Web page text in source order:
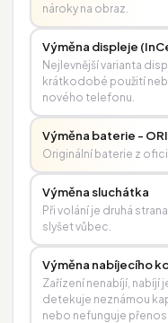
nároky na obraz.
Výměna displeje
Nejlevnější varianta
krátkodobé použití
nového telefonu.
Výměna baterie -
Originální baterie z
Výměna sluchátka
Při volání je druhá
slyšet vůbec.
Výměna nabíjecího
Zařízení nenabíjí, nabíjí
detekuje neznámou
nebo nefunguje